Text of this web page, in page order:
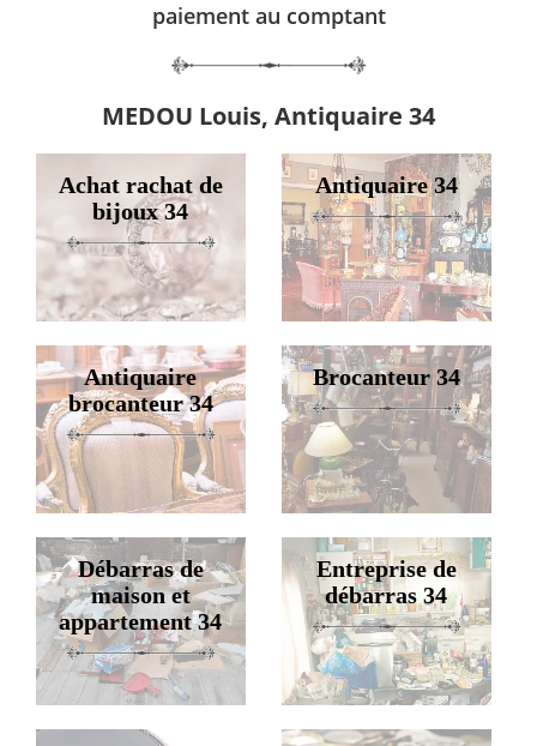
paiement au comptant
MEDOU Louis, Antiquaire 34
Achat rachat de
bijoux 34
Antiquaire 34
Antiquaire
brocanteur 34
Brocanteur 34
Débarras de
maison et
appartement 34
Entreprise de
débarras 34